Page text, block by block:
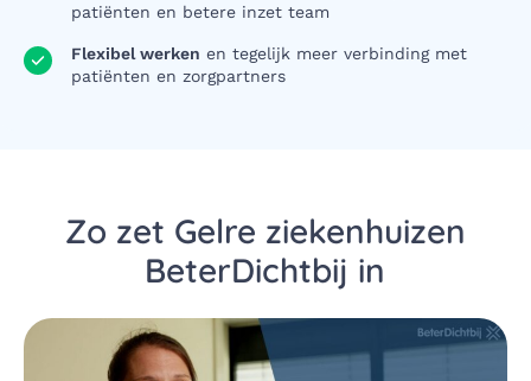
patiënten en betere inzet team
Flexibel werken en tegelijk meer verbinding met
patiënten en zorgpartners
Zo zet Gelre ziekenhuizen
BeterDichtbij in